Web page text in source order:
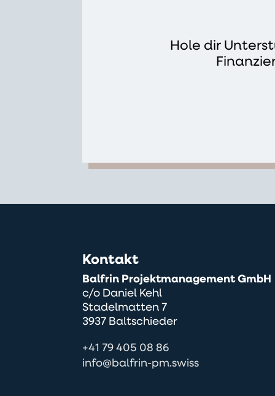
Hole dir
Kontakt
Balfrin Projektmanagement GmbH
c/o Daniel Kehl
Stadelmatten 7
3937 Baltschieder
+41 79 405 08 86
info@balfrin-pm.swiss